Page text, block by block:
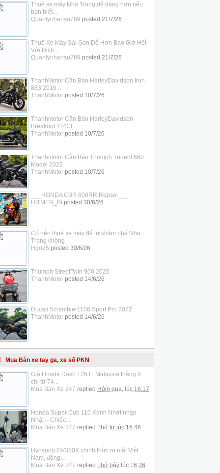
Thuê xe máy Nha Trang dễ dàng hơn nếu
bạn biết...
Quanlynhansu789 posted 21/7/26
Thuê Xe Máy Sài Gòn Dễ Hơn Bao Giờ Hết
Với Dịch...
Quanlynhansu789 posted 21/7/26
ThanhMotor Cần Bán HarleyDavidson Iron
883 2016...
ThanhMotorposted 10/7/26
Thanhmotor Cần Bán HarleyDavidson
Breakout 114CI
ThanhMotorposted 10/7/26
Thanhmotor Cần Bán Triumph Trident 660
Model 2022
ThanhMotorposted 10/7/26
___HONDA CBR 600RR Repsol___
HITMEN_Bi posted 30/6/26
Có nên thuê xe máy để tự khám phá Nha
Trang không
Hgo25 posted 30/6/26
Triumph StreetTwin 900 2020
ThanhMotorposted 14/6/26
Ducati Scrambler1100 Sport Pro 2022
ThanhMotorposted 14/6/26
Mua Bán xe tay ga, xe số PKN
Giá Honda Dash 125 Fi Malaysia tháng 8
chỉ từ 74...
Mua Bán Xe 247 replied Hôm qua, lúc 16:17
Honda Super Cub 110 Xanh Nhớt nhập
Nhật – Chiếc...
Mua Bán Xe 247 replied Thứ tư lúc 16:46
Hyosung GV350X chính thức ra mắt Việt
Nam, động...
Mua Bán Xe 247 replied Thứ bảy lúc 16:36